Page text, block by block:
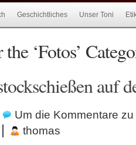
Geschichtliches Unser Toni
‘Fotos’
auf
Um die Kommentare
| thomas